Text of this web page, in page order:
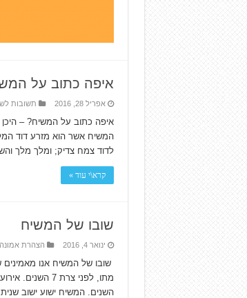
איפה כתוב על
אפריל 28, 2016 תשובות
איפה כתוב על המשיח? –
המשיח אשר הוא מזרע דוד
לדוד צמח צדיק; ומלך מלך
קרא\י עוד »
שובו של המשיח
ינואר 4, 2016 הצהרת אמונה
שובו של המשיח אנו
השנים. המשיח ישוע ישוב